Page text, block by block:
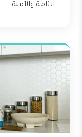
التامة والآمنة.